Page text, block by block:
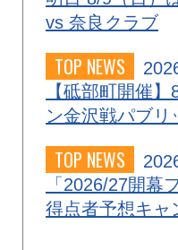
vs 奈良クラブ
TOP NEWS
【砥部町開催
ン金沢戦パブ
TOP NEWS
「2026/27開幕
得点者予想キャ